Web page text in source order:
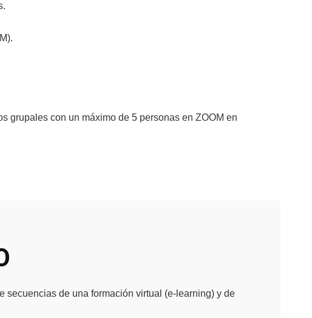
grupales con un máximo de 5 personas en ZOOM en
de una formación virtual (e-learning) y de